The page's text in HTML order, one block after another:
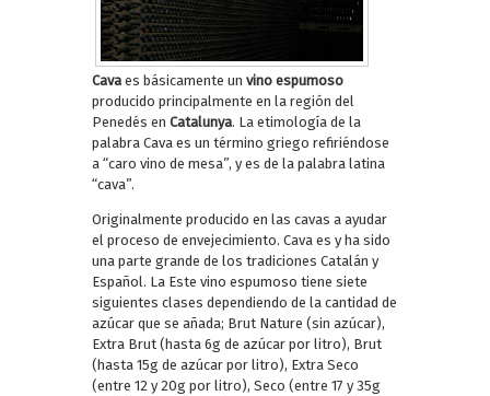
Cava es básicamente un vino espumoso
producido principalmente en la región del
Penedés en Catalunya. La etimología de la
palabra Cava es un término griego refiriéndose
a “caro vino de mesa”, y es de la palabra latina
“cava”.
Originalmente producido en las cavas a ayudar
el proceso de envejecimiento. Cava es y ha sido
una parte grande de los tradiciones Catalán y
Español. La Este vino espumoso tiene siete
siguientes clases dependiendo de la cantidad de
azúcar que se añada; Brut Nature (sin azúcar),
Extra Brut (hasta 6g de azúcar por litro), Brut
(hasta 15g de azúcar por litro), Extra Seco
(entre 12 y 20g por litro), Seco (entre 17 y 35g